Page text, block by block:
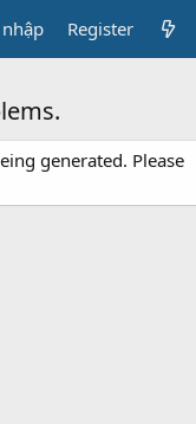
Register
generated. Please